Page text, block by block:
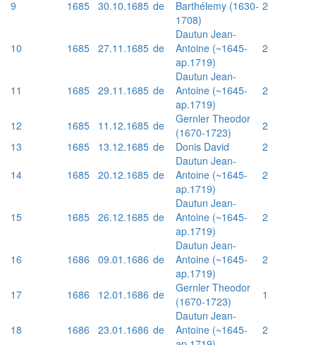
9 1685 30.10.1685 de
Barthélemy (1630-
1708)
2
10 1685 27.11.1685 de
Dautun Jean-
Antoine (~1645-
ap.1719)
2
11 1685 29.11.1685 de
Dautun Jean-
Antoine (~1645-
ap.1719)
2
12 1685 11.12.1685 de
Gernler Theodor
(1670-1723)
2
13
1685 13.12.1685 de Donis David
2
14
1685 20.12.1685 de
Dautun Jean-
Antoine (~1645-
ap.1719)
2
15 1685 26.12.1685 de
Dautun Jean-
Antoine (~1645-
ap.1719)
2
16 1686 09.01.1686 de
Dautun Jean-
Antoine (~1645-
ap.1719)
2
17 1686 12.01.1686 de
Gernler Theodor
(1670-1723)
1
18 1686 23.01.1686 de
Dautun Jean-
Antoine (~1645-
2